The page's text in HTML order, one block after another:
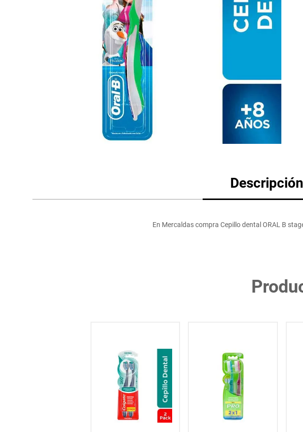
lácteos y refrigerados
otros
Descripción
En Mercaldas compra Cepillo dental ORAL B